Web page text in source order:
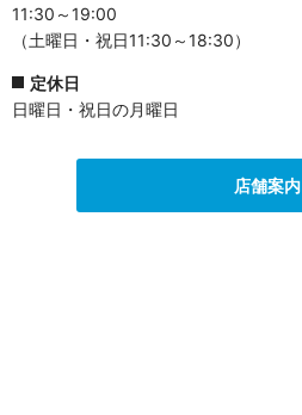
11:30～19:00
（土曜日・祝日11:30～18:30）
定休日
日曜日・祝日の月曜日
店舗案内